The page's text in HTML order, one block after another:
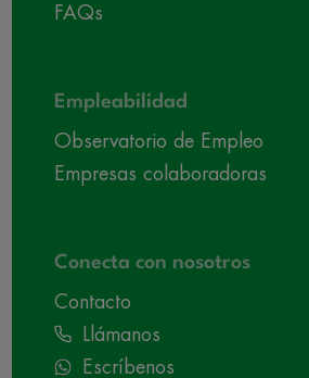
FAQs
Empleabilidad
Observatorio de Empleo
Empresas colaboradoras
Conecta con nosotros
Contacto
Llámanos
Escríbenos